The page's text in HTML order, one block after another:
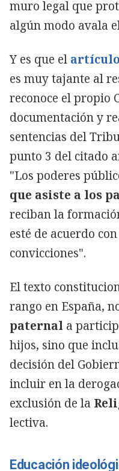
muro legal que
algún modo avala
Y es que el
es muy tajante al
reconoce el propio
documentación y
sentencias del
punto 3 del citado
"Los poderes
que asiste a los
reciban la
esté de acuerdo
convicciones".
El texto
rango en España,
paternal a
hijos, sino que
decisión del
incluir en la
exclusión de la
lectiva.
Educación